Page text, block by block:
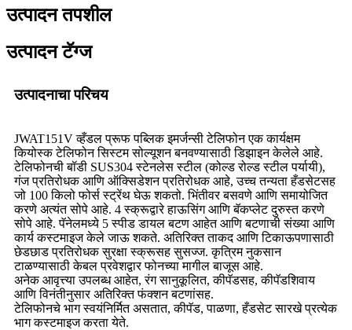
उत्पादन तपशील
उत्पादन टॅग्ज
उत्पादनाचा परिचय
JWAT151V व्हँडल प्रूफ पब्लिक इमर्जन्सी टेलिफोन एक कार्यक्षम
कियोस्क टेलिफोन सिस्टम सोल्यूशन बनवण्यासाठी डिझाइन केलेले आहे.
टेलिफोनची बॉडी SUS304 स्टेनलेस स्टील (कोल्ड रोल्ड स्टील पर्यायी),
गंज प्रतिरोधक आणि ऑक्सिडेशन प्रतिरोधक आहे, उच्च तन्यता हँडसेटसह
जो 100 किलो फोर्स स्ट्रेंथ घेऊ शकतो. भिंतीवर बसवणे आणि समायोजित
करणे अत्यंत सोपे आहे. 4 स्क्रूद्वारे हाऊसिंग आणि बॅकप्लेट दुरुस्त करणे
सोपे आहे. पॅनेलमध्ये 5 स्पीड डायल बटण आहेत आणि बटणाची संख्या आणि
कार्य कस्टमाइज केले जाऊ शकते. अतिरिक्त ताकद आणि टिकाऊपणासाठी
छेडछाड प्रतिरोधक सुरक्षा स्क्रूसह सुसज्ज. कृत्रिम नुकसान
टाळण्यासाठी केबल प्रवेशद्वार फोनच्या मागील बाजूस आहे.
अनेक आवृत्त्या उपलब्ध आहेत, रंग सानुकूलित, कीपॅडसह, कीपॅडशिवाय
आणि विनंतीनुसार अतिरिक्त फंक्शन बटणांसह.
टेलिफोनचे भाग स्वयंनिर्मित असतात, कीपॅड, पाळणा, हँडसेट सारखे प्रत्येक
भाग कस्टमाइज करता येते.